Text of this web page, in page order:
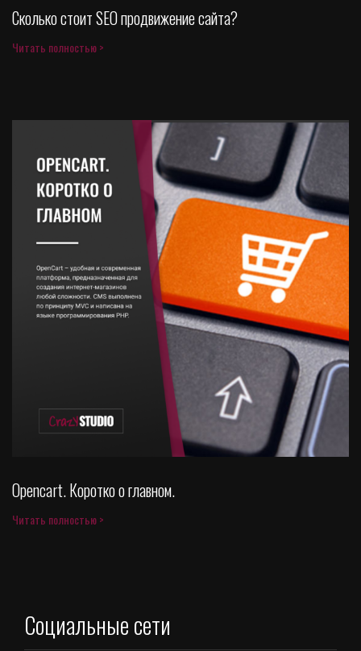
Сколько стоит SEO продвижение сайта?
Читать полностью >
Opencart. Коротко о главном.
Читать полностью >
Социальные сети